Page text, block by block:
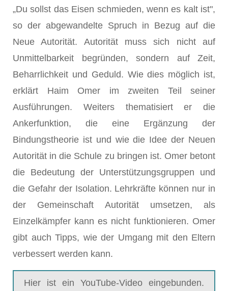
„Du sollst das Eisen schmieden, wenn es kalt ist",
so der abgewandelte Spruch in Bezug auf die
Neue Autorität. Autorität muss sich nicht auf
Unmittelbarkeit begründen, sondern auf Zeit,
Beharrlichkeit und Geduld. Wie dies möglich ist,
erklärt Haim Omer im zweiten Teil seiner
Ausführungen. Weiters thematisiert er die
Ankerfunktion, die eine Ergänzung der
Bindungstheorie ist und wie die Idee der Neuen
Autorität in die Schule zu bringen ist. Omer betont
die Bedeutung der Unterstützungsgruppen und
die Gefahr der Isolation. Lehrkräfte können nur in
der Gemeinschaft Autorität umsetzen, als
Einzelkämpfer kann es nicht funktionieren. Omer
gibt auch Tipps, wie der Umgang mit den Eltern
verbessert werden kann.
Hier ist ein YouTube-Video eingebunden.